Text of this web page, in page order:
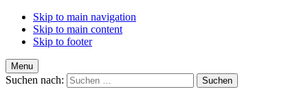
Skip to main navigation
Skip to main content
Skip to footer
Menu
Suchen nach: